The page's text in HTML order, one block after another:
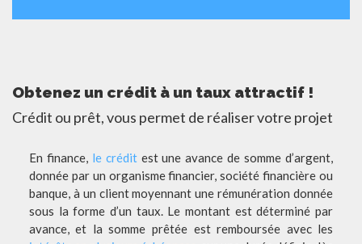
Obtenez un crédit à un taux attractif !
Crédit ou prêt, vous permet de réaliser votre projet
En finance, le créditest une avance de somme d’argent,
donnée par un organisme financier, société financière ou
banque, à un client moyennant une rémunération donnée
sous la forme d’un taux. Le montant est déterminé par
avance, et la somme prêtée est remboursée avec les